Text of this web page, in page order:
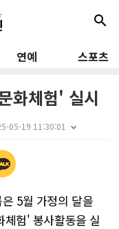
search
연예 스포츠
화체험' 실시
05-19 11:30:01
5월 가정의 달을
험' 봉사활동을 실